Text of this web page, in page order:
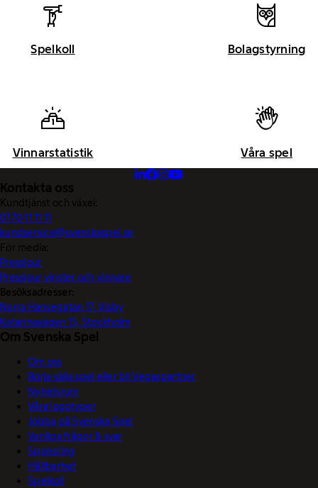
Spelkoll Bolagstyrning
Vinnarstatistik Våra spel
Kontakta oss
Kundtjänst och växel:
0770-11 11 11
kundservice@svenskaspel.se
För media:
Pressjour
Pressjour vinster och vinnare
Besöksadresser:
Norra Hansegatan 17, Visby
Katarinavägen 15, Stockholm
Om Svenska Spel
Om oss
Börja sälja spel eller bli Vegaspartner
Nyhetsrum
Våra logotyper
Jobba på Svenska Spel
Vanliga frågor & svar
Sponsring
Hållbarhet
Spelkoll